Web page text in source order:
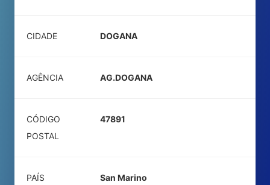
CIDADE DOGANA
AGÊNCIA AG.DOGANA
CÓDIGO
POSTAL
47891
PAÍS San Marino